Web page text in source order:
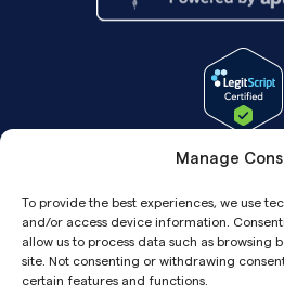
Manage
To provide the best experiences, we use
and/or access device information.
allow us to process data such as browsing
site. Not consenting or withdrawing
certain features and functions.